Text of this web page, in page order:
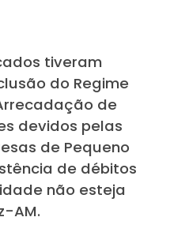
tiveram
do Regime
de
devidos pelas
de Pequeno
de débitos
não esteja
AM.